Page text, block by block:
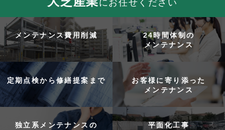
にお任せください
メンテナンス費用削減
24時間体制の
メンテナンス
定期点検から修繕提案まで
お客様に寄り添った
メンテナンス
独立系メンテナンスの
平面化工事